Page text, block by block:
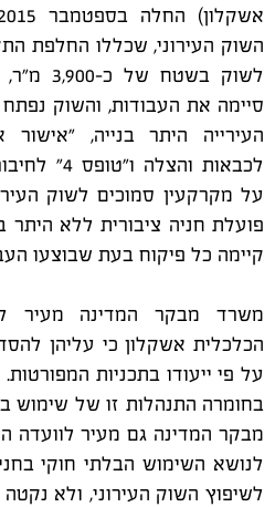
השוק העירוני, שכללו החלפת
לשוק
סיימה את העבודות, והשוק
העירייה היתר בנייה,
לכבאות
על מקרקעין סמוכים לשוק
פועלת חניה ציבורית ללא היתר
קיימה כל פיקוח בעת שבוצעו
משרד מבקר המדינה מעיר
הכלכלית אשקלון כי עליהן
על פי ייעודו בתכניות
בחומרה התנהלות זו של שימוש
מבקר המדינה גם מעיר לוועדה
לנושא השימוש הבלתי חוקי
לשיפוץ השוק העירוני, ולא